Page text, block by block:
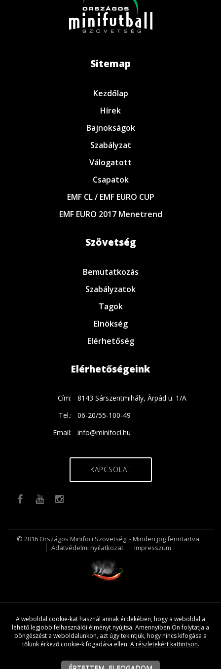
Sitemap
Kezdőlap
Hírek
Bajnokságok
Szabályzat
Válogatott
Csapatok
EMF CL / EMF EURO CUP
EMF EURO 2017 Menetrend
Szövetség
Bemutatkozás
Szabályzatok
Tagok
Elnökség
Elérhetőség
Elérhetőségeink
Cím:
8143 Sárszentmihály, Árpád u. 1/A
Tel.:
06-20/55-100-49
Email:
info@minifoci.hu
KAPCSOLAT
© 2016 Országos Minifoci Szövetség. - Minden jog fenntartva.
Adatvédelmi nyilatkozat
Impresszum
A weboldal cookie-kat használ annak érdekében, hogy a weboldal a
lehető legjobb felhasználói élményt nyújtsa. Amennyiben Ön folytatja a
böngészést a weboldalunkon, azt úgy tekintjük, hogy nincs kifogása a
tőlünk érkező cookie-k fogadása ellen. A részletekért kattintson.